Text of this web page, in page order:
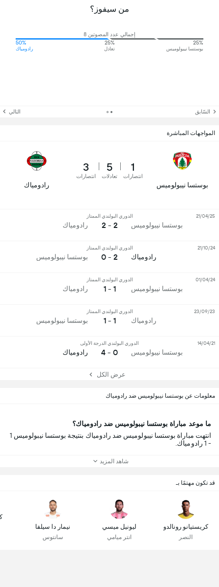
من سيفوز؟
إجمالي عدد المصوتين 8
25%
بوستسا نيبولوميس
25%
تعادل
50%
رادومياك
السّابق التالي
المواجهات المباشرة
بوستسا نيبولوميس
1
انتصارات
5
تعادلات
3
انتصارات
رادومياك
بوستسا نيبولوميس
الدوري البولندي الممتاز
2 - 2 رادومياك
21/04/25
رادومياك
الدوري البولندي الممتاز
2 - 0 بوستسا نيبولوميس
21/10/24
بوستسا نيبولوميس
الدوري البولندي الممتاز
1 - 1 رادومياك
01/04/24
رادومياك
الدوري البولندي الممتاز
1 - 1 بوستسا نيبولوميس
23/09/23
بوستسا نيبولوميس
الدوري البولندي الدرجة الأولى
0 - 4 رادومياك
14/04/21
عرض الكل
معلومات عن بوستسا نيبولوميس ضد رادومياك
ما موعد مباراة بوستسا نيبولوميس ضد رادومياك؟
انتهت مباراة بوستسا نيبولوميس ضد رادومياك بنتيجة بوستسا نيبولوميس 1
- 1 رادومياك.
شاهد المزيد
قد تكون مهتمًا بـ
كريستيانو رونالدو
النصر
ليونيل ميسي
انتر ميامي
نيمار دا سيلفا
سانتوس